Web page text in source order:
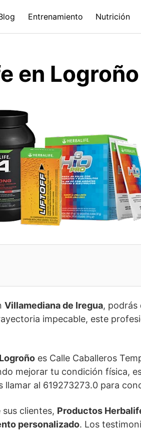
Entrenamiento Nutrición
en Logroño
Villamediana de Iregua, podrás
impecable, este
es Calle Caballeros
mejorar tu condición física,
al 619273273.0 para
clientes, Productos
personalizado. Los